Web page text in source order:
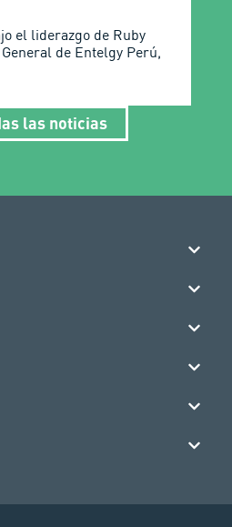
el liderazgo de Ruby
de Entelgy Perú,
las noticias